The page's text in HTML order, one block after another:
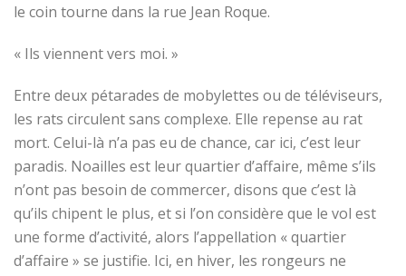
le coin tourne dans la rue Jean Roque.
« Ils viennent vers moi. »
Entre deux pétarades de mobylettes ou de téléviseurs,
les rats circulent sans complexe. Elle repense au rat
mort. Celui-là n’a pas eu de chance, car ici, c’est leur
paradis. Noailles est leur quartier d’affaire, même s’ils
n’ont pas besoin de commercer, disons que c’est là
qu’ils chipent le plus, et si l’on considère que le vol est
une forme d’activité, alors l’appellation « quartier
d’affaire » se justifie. Ici, en hiver, les rongeurs ne